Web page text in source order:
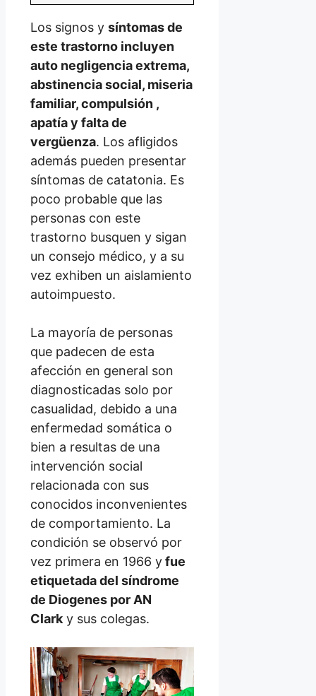
Los signos y síntomas de
este trastorno incluyen
auto negligencia extrema,
abstinencia social, miseria
familiar, compulsión ,
apatía y falta de
vergüenza. Los afligidos
además pueden presentar
síntomas de catatonia. Es
poco probable que las
personas con este
trastorno busquen y sigan
un consejo médico, y a su
vez exhiben un aislamiento
autoimpuesto.
La mayoría de personas
que padecen de esta
afección en general son
diagnosticadas solo por
casualidad, debido a una
enfermedad somática o
bien a resultas de una
intervención social
relacionada con sus
conocidos inconvenientes
de comportamiento. La
condición se observó por
vez primera en 1966 yfue
etiquetada del síndrome
de Diogenes por AN
Clark y sus colegas.